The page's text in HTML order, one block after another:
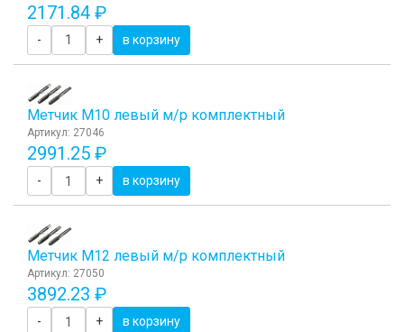
2171.84 ₽
- + в корзину
Метчик М10 левый м/р комплектный
Артикул: 27046
2991.25 ₽
- + в корзину
Метчик М12 левый м/р комплектный
Артикул: 27050
3892.23 ₽
- + в корзину